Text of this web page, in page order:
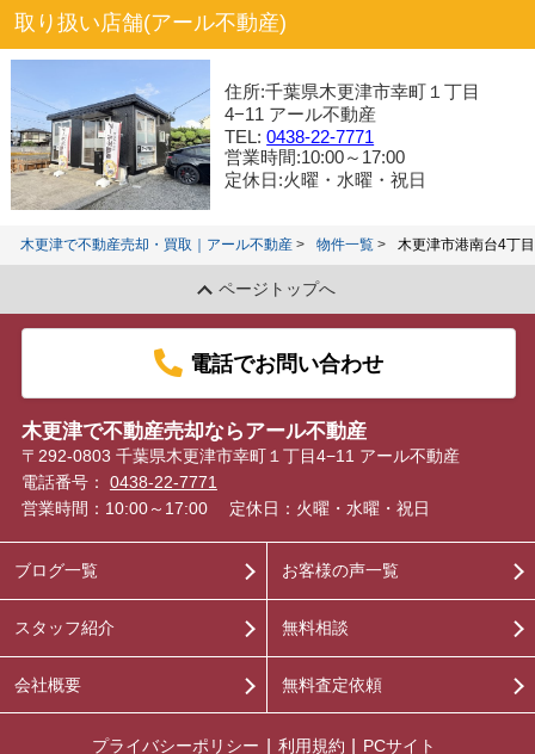
取り扱い店舗(アール不動産)
住所:千葉県木更津市幸町１丁目
4−11 アール不動産
TEL:0438-22-7771
営業時間:10:00～17:00
定休日:火曜・水曜・祝日
木更津で不動産売却・買取｜アール不動産 物件一覧 木更津市港南台4丁
ページトップへ
電話でお問い合わせ
木更津で不動産売却ならアール不動産
〒292-0803 千葉県木更津市幸町１丁目4−11 アール不動産
電話番号： 0438-22-7771
営業時間：10:00～17:00
定休日：火曜・水曜・祝日
ブログ一覧
スタッフ紹介
会社概要
お客様の声一覧
無料相談
無料査定依頼
プライバシーポリシー 利用規約 PCサイト